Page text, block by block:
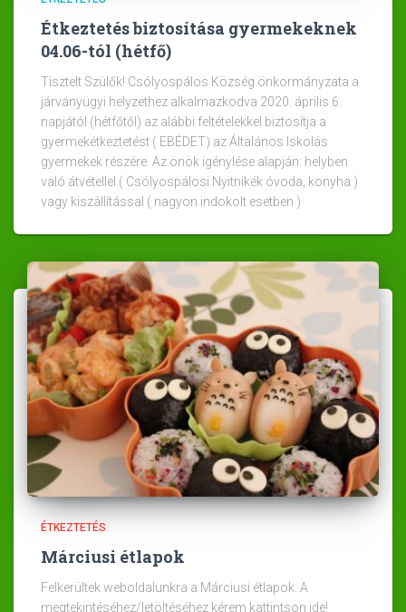
Étkeztetés biztosítása gyermekeknek
04.06-tól (hétfő)
Tisztelt Szülők! Csólyospálos Község önkormányzata a
járványügyi helyzethez alkalmazkodva 2020. április 6.
napjától (hétfőtől) az alábbi feltételekkel biztosítja a
gyermekétkeztetést ( EBÉDET) az Általános Iskolás
gyermekek részére. Az önök igénylése alapján: helyben
való átvétellel ( Csólyospálosi Nyitnikék óvoda, konyha )
vagy kiszállítással ( nagyon indokolt esetben )
ÉTKEZTETÉS
Márciusi étlapok
Felkerültek weboldalunkra a Márciusi étlapok. A
megtekintéséhez/letöltéséhez kérem kattintson ide!